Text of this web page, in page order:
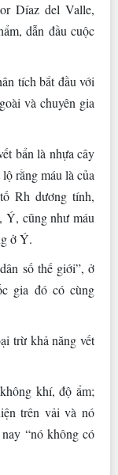
Díaz del Valle,
dẫn đầu cuộc
tích bắt đầu với
và chuyên gia
bẩn là nhựa cây
rằng máu là của
Rh dương tính,
Ý, cũng như máu
ở Ý.
số thế giới”, ở
gia đó có cùng
trừ khả năng vết
khí, độ ẩm;
trên vải và nó
“nó không có